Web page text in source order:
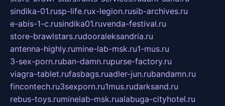
sindika-01.rusp-life.rux-legion.rusib-archives.ru
e-abis-1-c.rusindika01.ruvenda-festival.ru
store-brawlstars.rudooraleksandria.ru
antenna-highly.rumine-lab-msk.ru1-mus.ru
3-sex-porn.ruban-damn.rupurse-factory.ru
viagra-tablet.rufasbags.ruadler-jun.rubandamn.ru
fincontech.ru3sexporn.ru1mus.rudarksand.ru
rebus-toys.ruminelab-msk.rualabuga-cityhotel.ru